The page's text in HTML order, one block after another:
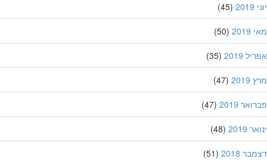
(45)
(50)
2019
(35)
(47)
2019
(47)
2019
(48)
2018
(51)